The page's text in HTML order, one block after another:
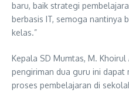
baru, baik strategi
berbasis IT, semoga nantinya
kelas.”
Kepala SD Mumtas, M. Khoirul
pengiriman dua guru ini
proses pembelajaran di